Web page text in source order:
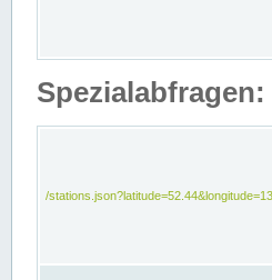
Spezialabfragen:
/